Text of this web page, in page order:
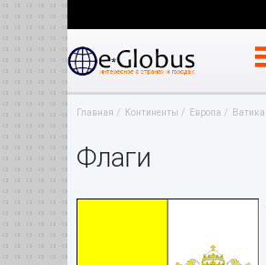
Главная Континенты Европа
Флаги